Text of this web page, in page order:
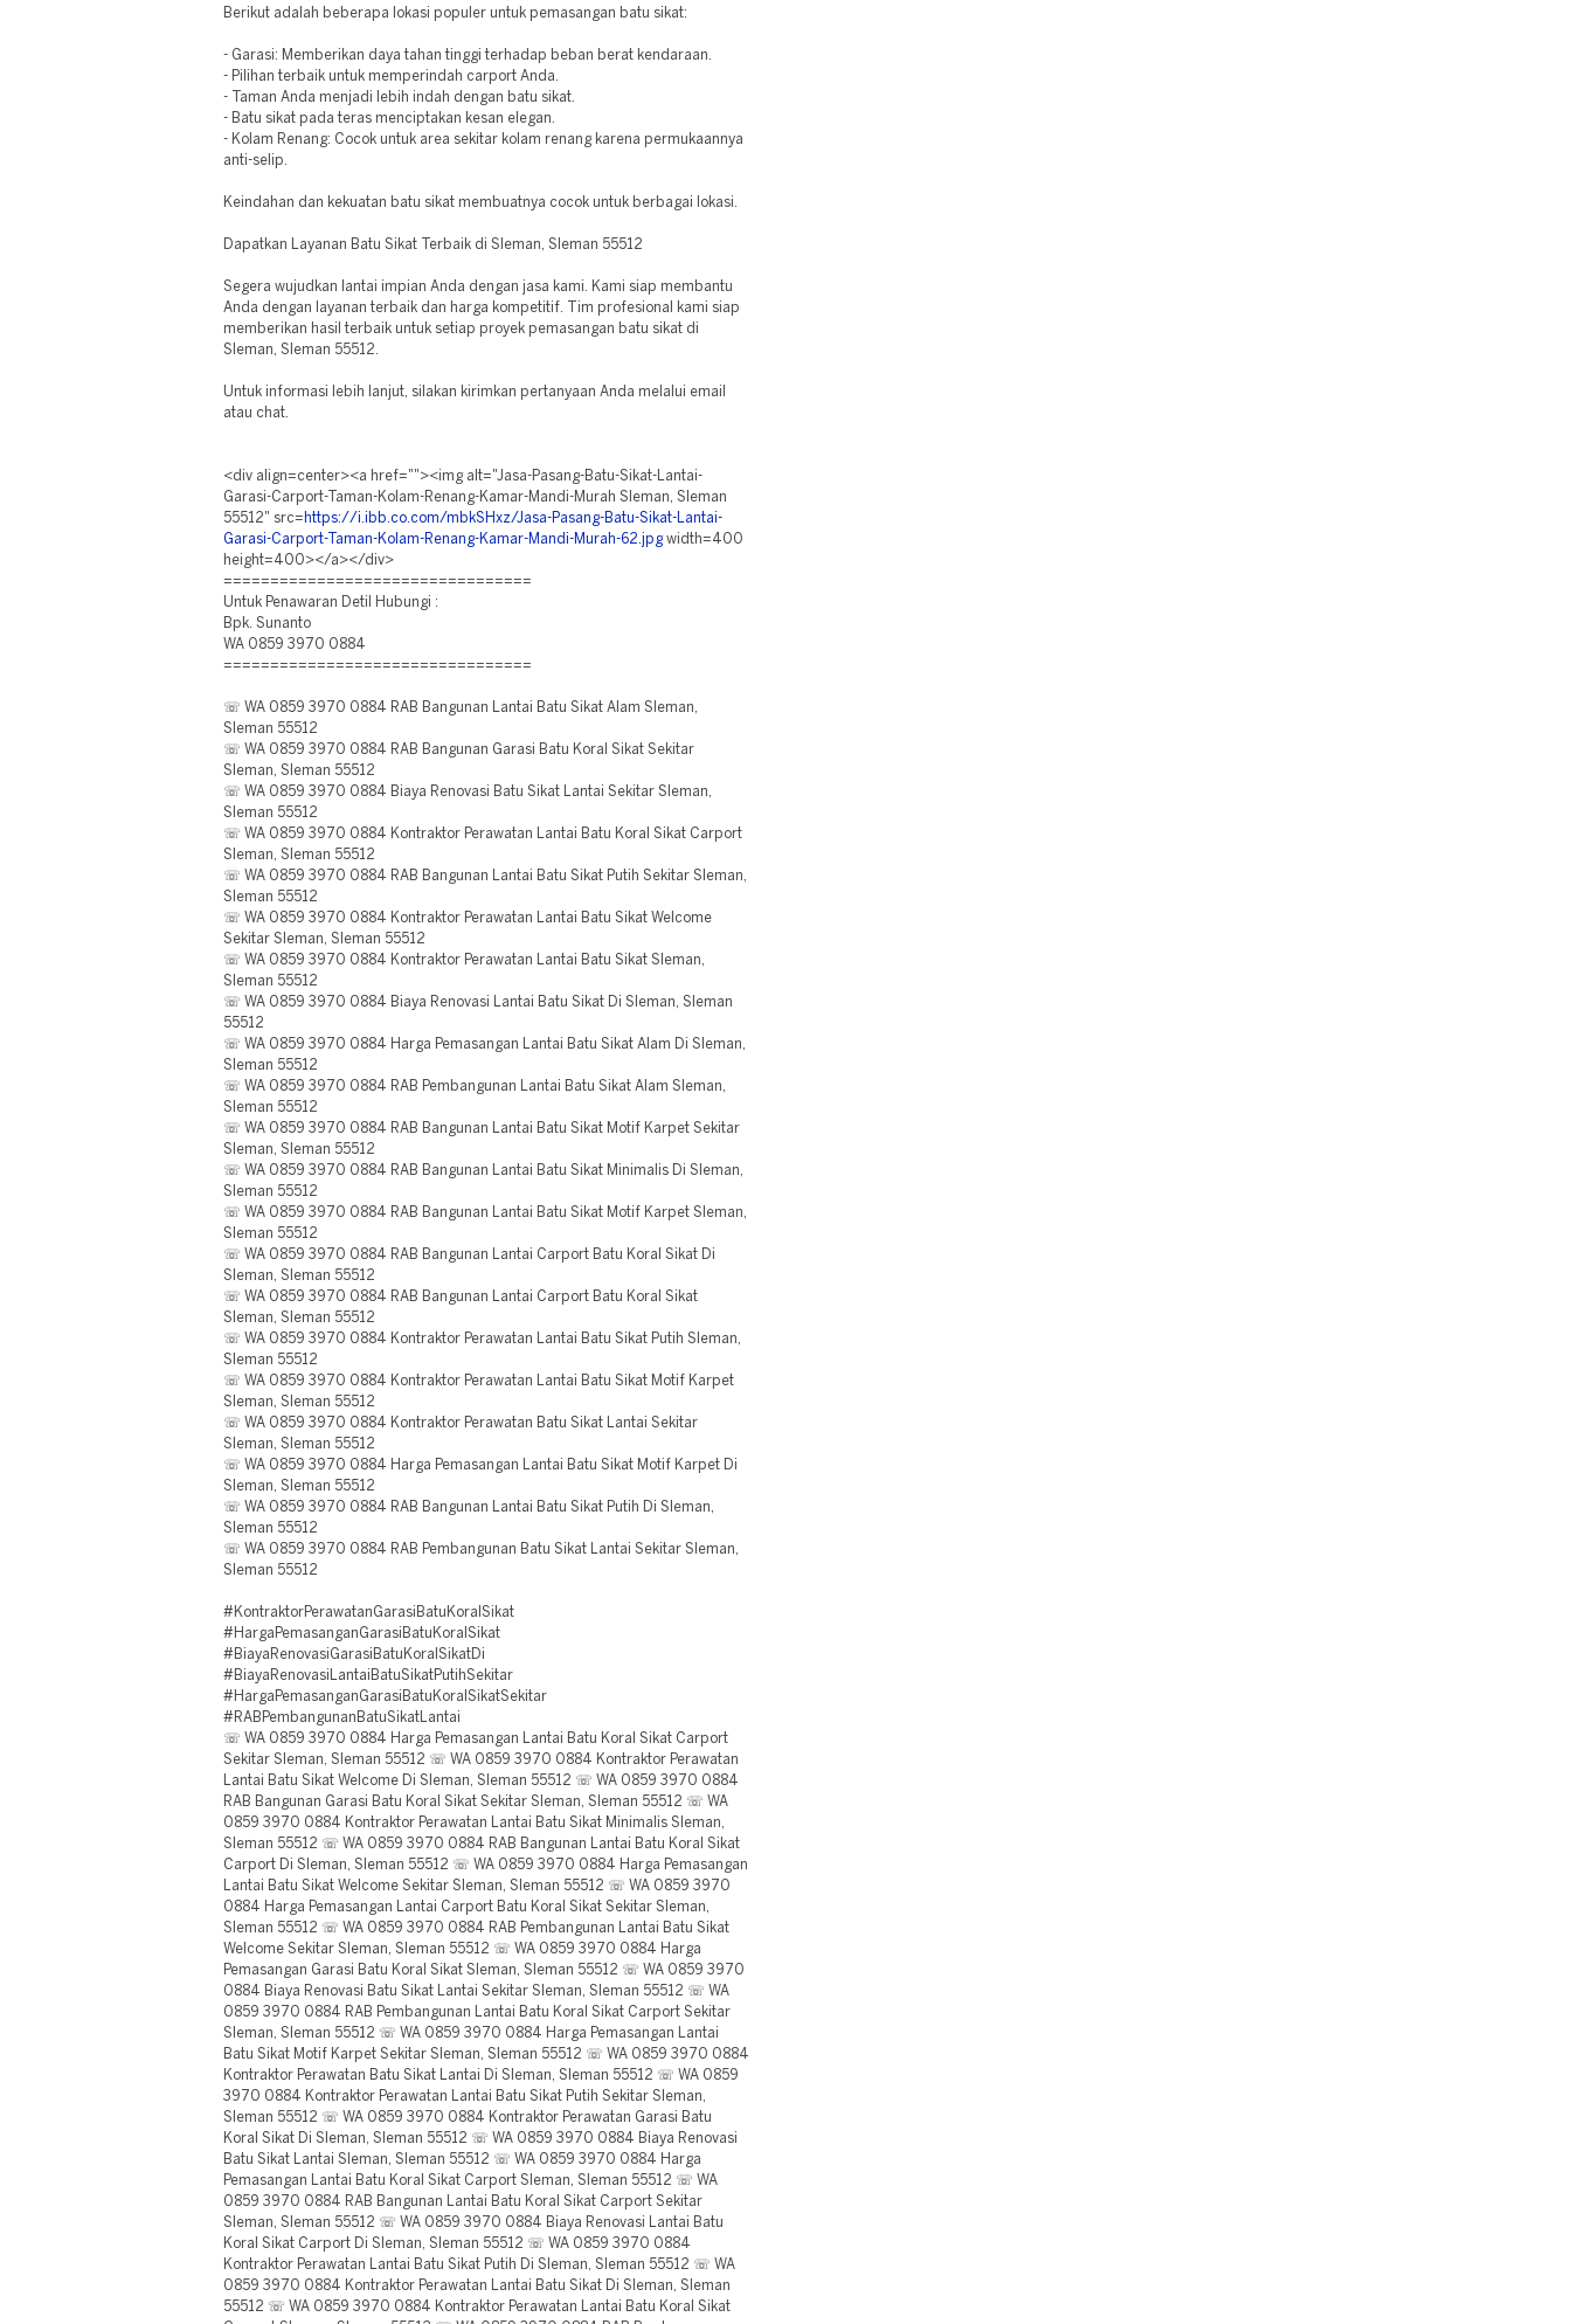
Berikut adalah beberapa lokasi populer untuk pemasangan batu sikat:
- Garasi: Memberikan daya tahan tinggi terhadap beban berat kendaraan.
- Pilihan terbaik untuk memperindah carport Anda.
- Taman Anda menjadi lebih indah dengan batu sikat.
- Batu sikat pada teras menciptakan kesan elegan.
- Kolam Renang: Cocok untuk area sekitar kolam renang karena permukaannya
anti-selip.
Keindahan dan kekuatan batu sikat membuatnya cocok untuk berbagai lokasi.
Dapatkan Layanan Batu Sikat Terbaik di Sleman, Sleman 55512
Segera wujudkan lantai impian Anda dengan jasa kami. Kami siap membantu
Anda dengan layanan terbaik dan harga kompetitif. Tim profesional kami siap
memberikan hasil terbaik untuk setiap proyek pemasangan batu sikat di
Sleman, Sleman 55512.
Untuk informasi lebih lanjut, silakan kirimkan pertanyaan Anda melalui email
atau chat.
<div align=center><a href=""><img alt="Jasa-Pasang-Batu-Sikat-Lantai-
Garasi-Carport-Taman-Kolam-Renang-Kamar-Mandi-Murah Sleman, Sleman
55512" src= https://i.ibb.co.com/mbkSHxz/Jasa-Pasang-Batu-Sikat-Lantai-
Garasi-Carport-Taman-Kolam-Renang-Kamar-Mandi-Murah-62.jpgwidth=400
height=400></a></div>
=================================
Untuk Penawaran Detil Hubungi :
Bpk. Sunanto
WA 0859 3970 0884
=================================
☏ WA 0859 3970 0884 RAB Bangunan Lantai Batu Sikat Alam Sleman,
Sleman 55512
☏ WA 0859 3970 0884 RAB Bangunan Garasi Batu Koral Sikat Sekitar
Sleman, Sleman 55512
☏ WA 0859 3970 0884 Biaya Renovasi Batu Sikat Lantai Sekitar Sleman,
Sleman 55512
☏ WA 0859 3970 0884 Kontraktor Perawatan Lantai Batu Koral Sikat Carport
Sleman, Sleman 55512
☏ WA 0859 3970 0884 RAB Bangunan Lantai Batu Sikat Putih Sekitar Sleman,
Sleman 55512
☏ WA 0859 3970 0884 Kontraktor Perawatan Lantai Batu Sikat Welcome
Sekitar Sleman, Sleman 55512
☏ WA 0859 3970 0884 Kontraktor Perawatan Lantai Batu Sikat Sleman,
Sleman 55512
☏ WA 0859 3970 0884 Biaya Renovasi Lantai Batu Sikat Di Sleman, Sleman
55512
☏ WA 0859 3970 0884 Harga Pemasangan Lantai Batu Sikat Alam Di Sleman,
Sleman 55512
☏ WA 0859 3970 0884 RAB Pembangunan Lantai Batu Sikat Alam Sleman,
Sleman 55512
☏ WA 0859 3970 0884 RAB Bangunan Lantai Batu Sikat Motif Karpet Sekitar
Sleman, Sleman 55512
☏ WA 0859 3970 0884 RAB Bangunan Lantai Batu Sikat Minimalis Di Sleman,
Sleman 55512
☏ WA 0859 3970 0884 RAB Bangunan Lantai Batu Sikat Motif Karpet Sleman,
Sleman 55512
☏ WA 0859 3970 0884 RAB Bangunan Lantai Carport Batu Koral Sikat Di
Sleman, Sleman 55512
☏ WA 0859 3970 0884 RAB Bangunan Lantai Carport Batu Koral Sikat
Sleman, Sleman 55512
☏ WA 0859 3970 0884 Kontraktor Perawatan Lantai Batu Sikat Putih Sleman,
Sleman 55512
☏ WA 0859 3970 0884 Kontraktor Perawatan Lantai Batu Sikat Motif Karpet
Sleman, Sleman 55512
☏ WA 0859 3970 0884 Kontraktor Perawatan Batu Sikat Lantai Sekitar
Sleman, Sleman 55512
☏ WA 0859 3970 0884 Harga Pemasangan Lantai Batu Sikat Motif Karpet Di
Sleman, Sleman 55512
☏ WA 0859 3970 0884 RAB Bangunan Lantai Batu Sikat Putih Di Sleman,
Sleman 55512
☏ WA 0859 3970 0884 RAB Pembangunan Batu Sikat Lantai Sekitar Sleman,
Sleman 55512
#KontraktorPerawatanGarasiBatuKoralSikat
#HargaPemasanganGarasiBatuKoralSikat
#BiayaRenovasiGarasiBatuKoralSikatDi
#BiayaRenovasiLantaiBatuSikatPutihSekitar
#HargaPemasanganGarasiBatuKoralSikatSekitar
#RABPembangunanBatuSikatLantai
☏ WA 0859 3970 0884 Harga Pemasangan Lantai Batu Koral Sikat Carport
Sekitar Sleman, Sleman 55512 ☏ WA 0859 3970 0884 Kontraktor Perawatan
Lantai Batu Sikat Welcome Di Sleman, Sleman 55512 ☏ WA 0859 3970 0884
RAB Bangunan Garasi Batu Koral Sikat Sekitar Sleman, Sleman 55512 ☏ WA
0859 3970 0884 Kontraktor Perawatan Lantai Batu Sikat Minimalis Sleman,
Sleman 55512 ☏ WA 0859 3970 0884 RAB Bangunan Lantai Batu Koral Sikat
Carport Di Sleman, Sleman 55512 ☏ WA 0859 3970 0884 Harga Pemasangan
Lantai Batu Sikat Welcome Sekitar Sleman, Sleman 55512 ☏ WA 0859 3970
0884 Harga Pemasangan Lantai Carport Batu Koral Sikat Sekitar Sleman,
Sleman 55512 ☏ WA 0859 3970 0884 RAB Pembangunan Lantai Batu Sikat
Welcome Sekitar Sleman, Sleman 55512 ☏ WA 0859 3970 0884 Harga
Pemasangan Garasi Batu Koral Sikat Sleman, Sleman 55512 ☏ WA 0859 3970
0884 Biaya Renovasi Batu Sikat Lantai Sekitar Sleman, Sleman 55512 ☏ WA
0859 3970 0884 RAB Pembangunan Lantai Batu Koral Sikat Carport Sekitar
Sleman, Sleman 55512 ☏ WA 0859 3970 0884 Harga Pemasangan Lantai
Batu Sikat Motif Karpet Sekitar Sleman, Sleman 55512 ☏ WA 0859 3970 0884
Kontraktor Perawatan Batu Sikat Lantai Di Sleman, Sleman 55512 ☏ WA 0859
3970 0884 Kontraktor Perawatan Lantai Batu Sikat Putih Sekitar Sleman,
Sleman 55512 ☏ WA 0859 3970 0884 Kontraktor Perawatan Garasi Batu
Koral Sikat Di Sleman, Sleman 55512 ☏ WA 0859 3970 0884 Biaya Renovasi
Batu Sikat Lantai Sleman, Sleman 55512 ☏ WA 0859 3970 0884 Harga
Pemasangan Lantai Batu Koral Sikat Carport Sleman, Sleman 55512 ☏ WA
0859 3970 0884 RAB Bangunan Lantai Batu Koral Sikat Carport Sekitar
Sleman, Sleman 55512 ☏ WA 0859 3970 0884 Biaya Renovasi Lantai Batu
Koral Sikat Carport Di Sleman, Sleman 55512 ☏ WA 0859 3970 0884
Kontraktor Perawatan Lantai Batu Sikat Putih Di Sleman, Sleman 55512 ☏ WA
0859 3970 0884 Kontraktor Perawatan Lantai Batu Sikat Di Sleman, Sleman
55512 ☏ WA 0859 3970 0884 Kontraktor Perawatan Lantai Batu Koral Sikat